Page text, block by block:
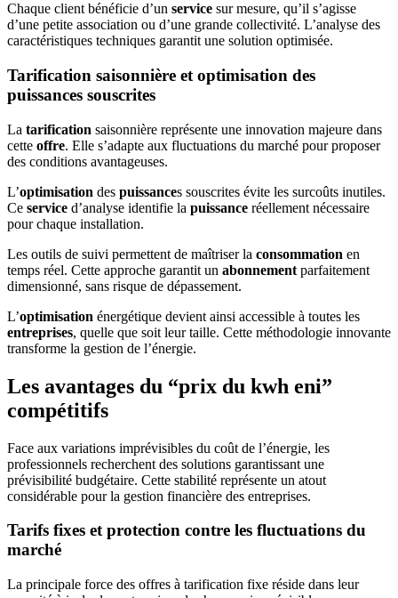
Chaque client bénéficie d’un service sur mesure, qu’il s’agisse
d’une petite association ou d’une grande collectivité. L’analyse des
caractéristiques techniques garantit une solution optimisée.
Tarification saisonnière et optimisation des
puissances souscrites
La tarification saisonnière représente une innovation majeure dans
cette offre. Elle s’adapte aux fluctuations du marché pour proposer
des conditions avantageuses.
L’optimisation des puissances souscrites évite les surcoûts inutiles.
Ce service d’analyse identifie la puissance réellement nécessaire
pour chaque installation.
Les outils de suivi permettent de maîtriser la consommation en
temps réel. Cette approche garantit un abonnement parfaitement
dimensionné, sans risque de dépassement.
L’optimisation énergétique devient ainsi accessible à toutes les
entreprises, quelle que soit leur taille. Cette méthodologie innovante
transforme la gestion de l’énergie.
Les avantages du “prix du kwh eni”
compétitifs
Face aux variations imprévisibles du coût de l’énergie, les
professionnels recherchent des solutions garantissant une
prévisibilité budgétaire. Cette stabilité représente un atout
considérable pour la gestion financière des entreprises.
Tarifs fixes et protection contre les fluctuations du
marché
La principale force des offres à tarification fixe réside dans leur